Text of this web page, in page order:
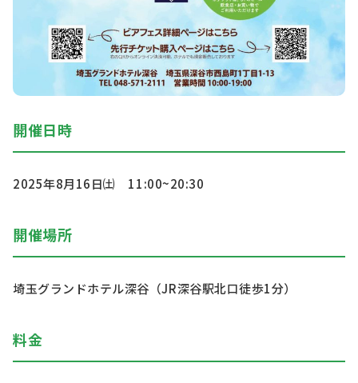
開催日時
2025年8月16日㈯ 11:00~20:30
開催場所
埼玉グランドホテル深谷（JR深谷駅北口徒歩1分）
料金